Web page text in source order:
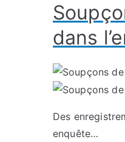
dans
Des
enquête…